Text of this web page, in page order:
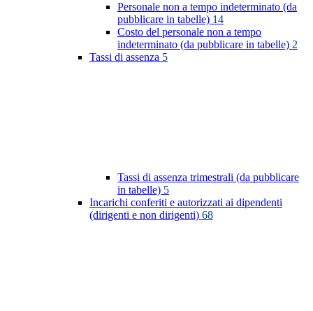
Personale non a tempo indeterminato (da
pubblicare in tabelle) 14
Costo del personale non a tempo
indeterminato (da pubblicare in tabelle) 2
Tassi di assenza 5
Tassi di assenza trimestrali (da pubblicare
in tabelle) 5
Incarichi conferiti e autorizzati ai dipendenti
(dirigenti e non dirigenti) 68